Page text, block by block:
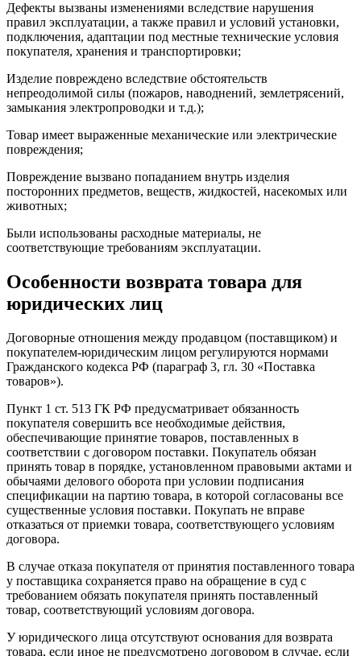
Дефекты вызваны изменениями вследствие нарушения
правил эксплуатации, а также правил и условий установки,
подключения, адаптации под местные технические условия
покупателя, хранения и транспортировки;
Изделие повреждено вследствие обстоятельств
непреодолимой силы (пожаров, наводнений, землетрясений,
замыкания электропроводки и т.д.);
Товар имеет выраженные механические или электрические
повреждения;
Повреждение вызвано попаданием внутрь изделия
посторонних предметов, веществ, жидкостей, насекомых или
животных;
Были использованы расходные материалы, не
соответствующие требованиям эксплуатации.
Особенности возврата товара для
юридических лиц
Договорные отношения между продавцом (поставщиком) и
покупателем-юридическим лицом регулируются нормами
Гражданского кодекса РФ (параграф 3, гл. 30 «Поставка
товаров»).
Пункт 1 ст. 513 ГК РФ предусматривает обязанность
покупателя совершить все необходимые действия,
обеспечивающие принятие товаров, поставленных в
соответствии с договором поставки. Покупатель обязан
принять товар в порядке, установленном правовыми актами и
обычаями делового оборота при условии подписания
спецификации на партию товара, в которой согласованы все
существенные условия поставки. Покупать не вправе
отказаться от приемки товара, соответствующего условиям
договора.
В случае отказа покупателя от принятия поставленного товара
у поставщика сохраняется право на обращение в суд с
требованием обязать покупателя принять поставленный
товар, соответствующий условиям договора.
У юридического лица отсутствуют основания для возврата
товара, если иное не предусмотрено договором в случае, если